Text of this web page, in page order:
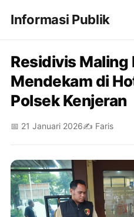
Informasi Publik
Residivis Maling
Mendekam di
Polsek Kenjeran
📅 21 Januari 2026✍️ Faris